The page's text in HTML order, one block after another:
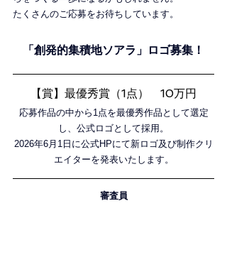
たくさんのご応募をお待ちしています。
「創発的集積地ソアラ」ロゴ募集！
【賞】最優秀賞（1点）　10万円
応募作品の中から1点を最優秀作品として選定
し、公式ロゴとして採用。
2026年6月1日に公式HPにて新ロゴ及び制作クリ
エイターを発表いたします。
審査員